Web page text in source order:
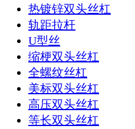
热镀锌双头丝杠
轨距拉杆
U型丝
缩梗双头丝杠
全螺纹丝杠
美标双头丝杠
高压双头丝杠
等长双头丝杠